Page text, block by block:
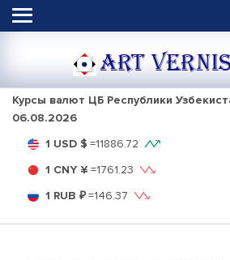
ART
Курсы валют ЦБ Республики
06.08.2026
1 USD $ =11886.72
1 CNY ¥ =1761.23
1 RUB ₽=146.37